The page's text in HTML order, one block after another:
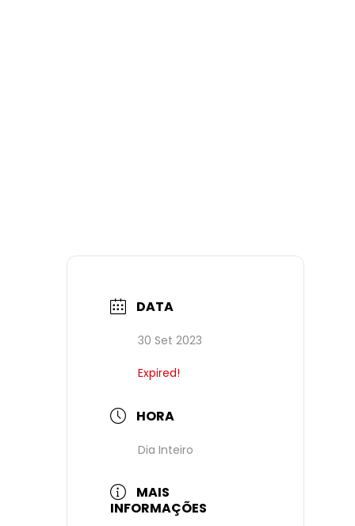
DATA
30 Set 2023
Expired!
HORA
Dia Inteiro
MAIS
INFORMAÇÕES